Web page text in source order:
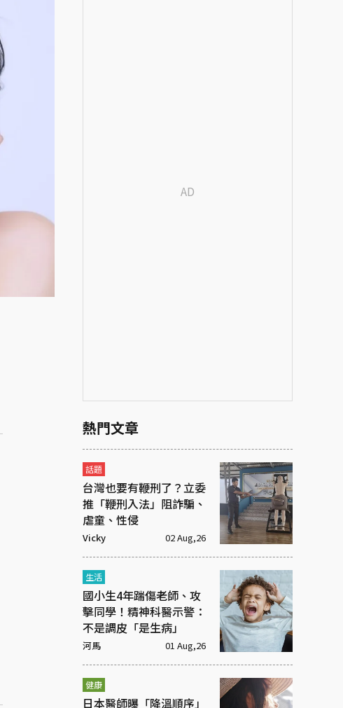
熱門文章
話題
台灣也要有鞭刑了？立委
推「鞭刑入法」阻詐騙、
虐童、性侵
Vicky 02 Aug,26
生活
國小生4年踹傷老師、攻
擊同學！精神科醫示警：
不是調皮「是生病」
河馬 01 Aug,26
健康
日本醫師曝「降溫順序」